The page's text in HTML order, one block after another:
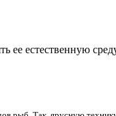
ее естественную